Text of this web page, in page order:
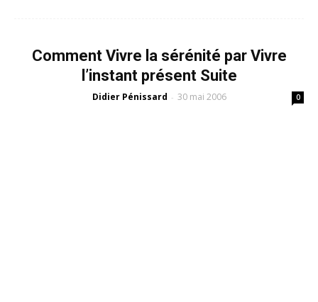
Comment Vivre la sérénité par Vivre
l’instant présent Suite
Didier Pénissard - 30 mai 2006 0